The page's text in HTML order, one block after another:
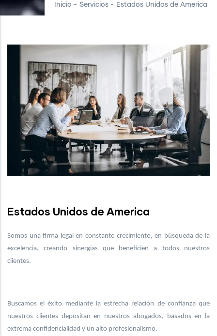
Inicio - Servicios - Estados Unidos de America
Estados Unidos de America
Somos una firma legal en constante crecimiento, en búsqueda de la
excelencia, creando sinergias que beneficien a todos nuestros
clientes.
Buscamos el éxito mediante la estrecha relación de confianza que
nuestros clientes depositan en nuestros abogados, basados en la
extrema confidencialidad y un alto profesionalismo.